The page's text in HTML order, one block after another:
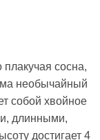
сосна,
необычайный
собой хвойное
длинными,
достигает 4